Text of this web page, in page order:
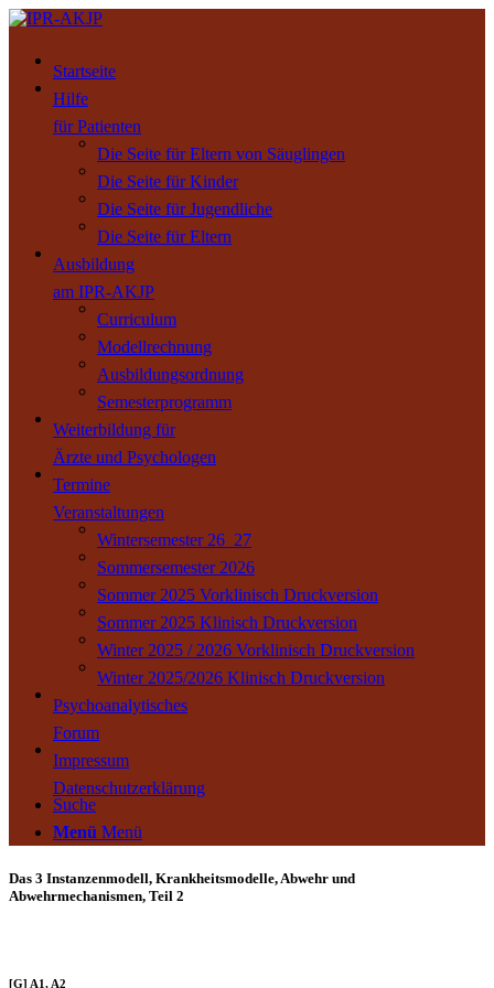
Startseite
Hilfe
für Patienten
Die Seite für Eltern von Säuglingen
Die Seite für Kinder
Die Seite für Jugendliche
Die Seite für Eltern
Ausbildung
am IPR-AKJP
Curriculum
Modellrechnung
Ausbildungsordnung
Semesterprogramm
Weiterbildung für
Ärzte und Psychologen
Termine
Veranstaltungen
Wintersemester 26_27
Sommersemester 2026
Sommer 2025 Vorklinisch Druckversion
Sommer 2025 Klinisch Druckversion
Winter 2025 / 2026 Vorklinisch Druckversion
Winter 2025/2026 Klinisch Druckversion
Psychoanalytisches
Forum
Impressum
Datenschutzerklärung
Suche
Menü Menü
Das 3 Instanzenmodell, Krankheitsmodelle, Abwehr und
Abwehrmechanismen, Teil 2
[G] A1, A2